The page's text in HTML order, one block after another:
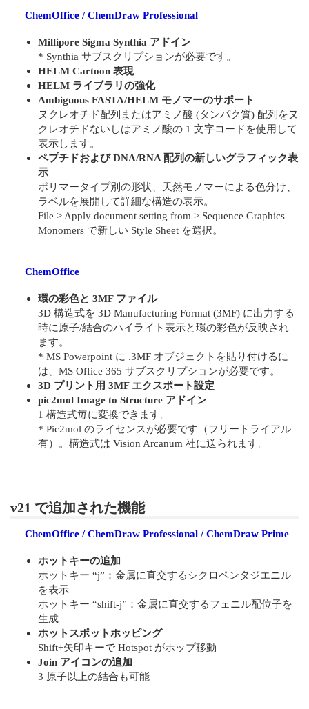
ChemOffice / ChemDraw Professional
Millipore Sigma Synthia アドイン
* Synthia サブスクリプションが必要です。
HELM Cartoon 表現
HELM ライブラリの強化
Ambiguous FASTA/HELM モノマーのサポート
ヌクレオチド配列またはアミノ酸 (タンパク質) 配列をヌ
クレオチドないしはアミノ酸の 1 文字コードを使用して
表示します。
ペプチドおよび DNA/RNA 配列の新しいグラフィック表
示
ポリマータイプ別の形状、天然モノマーによる色分け、
ラベルを展開して詳細な構造の表示。
File > Apply document setting from > Sequence Graphics
Monomers で新しい Style Sheet を選択。
ChemOffice
環の彩色と 3MF ファイル
3D 構造式を 3D Manufacturing Format (3MF) に出力する
時に原子/結合のハイライト表示と環の彩色が反映され
ます。
* MS Powerpoint に .3MF オブジェクトを貼り付けるに
は、MS Office 365 サブスクリプションが必要です。
3D プリント用 3MF エクスポート設定
pic2mol Image to Structure アドイン
1 構造式毎に変換できます。
* Pic2mol のライセンスが必要です（フリートライアル
有）。構造式は Vision Arcanum 社に送られます。
v21 で追加された機能
ChemOffice / ChemDraw Professional / ChemDraw Prime
ホットキーの追加
ホットキー “j”：金属に直交するシクロペンタジエニル
を表示
ホットキー “shift-j”：金属に直交するフェニル配位子を
生成
ホットスポットホッピング
Shift+矢印キーで Hotspot がホップ移動
Join アイコンの追加
3 原子以上の結合も可能